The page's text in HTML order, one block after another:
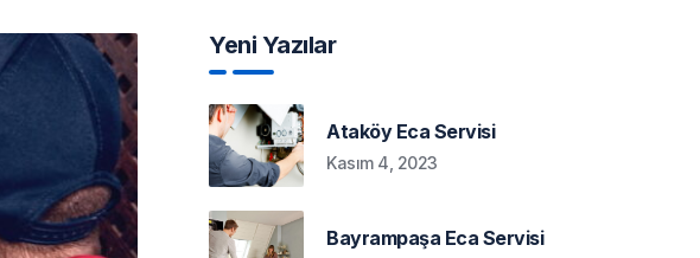
Yeni Yazılar
Ataköy Eca Servisi
Kasım 4, 2023
Bayrampaşa Eca Servisi